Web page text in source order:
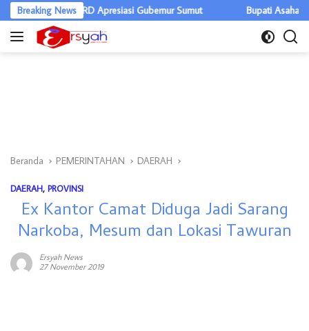
Langsung
ke
Breaking News
DPRD Apresiasi Gubernur Sumut Bupati Asahan Warning
Beranda PEMERINTAHAN DAERAH
DAERAH, PROVINSI
Ex Kantor Camat Diduga Jadi Sarang
Narkoba, Mesum dan Lokasi Tawuran
Ersyah News
27 November 2019